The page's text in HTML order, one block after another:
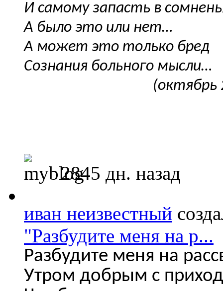
И самому запасть в
А было это или нет…
А может это только бред
Сознания больного мысли…
(октябрь
2845 дн. назад
иван неизвестный
"Разбудите меня на р...
Разбудите меня на
Утром добрым с